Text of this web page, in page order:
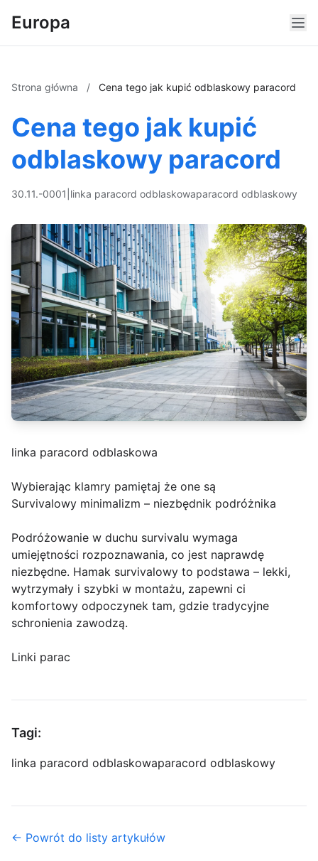
Europa
Strona główna / Cena tego jak kupić odblaskowy paracord
Cena tego jak kupić
odblaskowy paracord
30.11.-0001 linka paracord odblaskowaparacord odblaskowy
linka paracord odblaskowa
Wybierając klamry pamiętaj że one są
Survivalowy minimalizm – niezbędnik podróżnika
Podróżowanie w duchu survivalu wymaga
umiejętności rozpoznawania, co jest naprawdę
niezbędne. Hamak survivalowy to podstawa – lekki,
wytrzymały i szybki w montażu, zapewni ci
komfortowy odpoczynek tam, gdzie tradycyjne
schronienia zawodzą.
Linki parac
Tagi:
linka paracord odblaskowaparacord odblaskowy
← Powrót do listy artykułów